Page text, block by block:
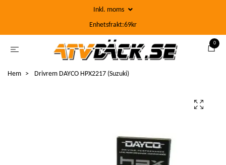
Inkl. moms
Enhetsfrakt:69kr
0
Hem Drivrem DAYCO HPX2217 (Suzuki)